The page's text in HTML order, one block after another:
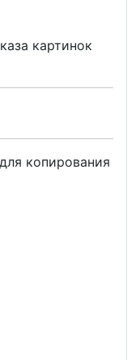
картинок
копирования